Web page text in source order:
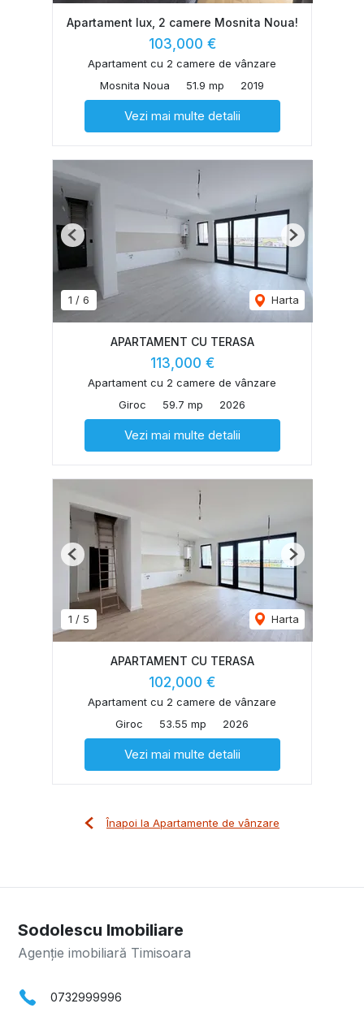
Apartament lux, 2 camere Mosnita Noua!
103,000 €
Apartament cu 2 camere de vânzare
Mosnita Noua
51.9 mp 2019
Vezi mai multe detalii
1 / 6 Harta
Previous Next
APARTAMENT CU TERASA
113,000 €
Apartament cu 2 camere de vânzare
Giroc
59.7 mp 2026
Vezi mai multe detalii
1 / 5 Harta
Previous Next
APARTAMENT CU TERASA
102,000 €
Apartament cu 2 camere de vânzare
Giroc
53.55 mp 2026
Vezi mai multe detalii
Înapoi la Apartamente de vânzare
Sodolescu Imobiliare
Agenție imobiliară Timisoara
0732999996